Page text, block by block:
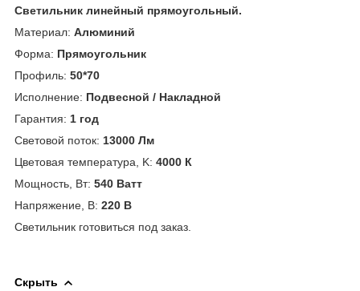
Светильник линейный прямоугольный.
Материал: Алюминий
Форма: Прямоугольник
Профиль: 50*70
Исполнение: Подвесной / Накладной
Гарантия: 1 год
Световой поток: 13000 Лм
Цветовая температура, K: 4000 К
Мощность, Вт: 540 Ватт
Напряжение, В: 220 В
Светильник готовиться под заказ.
Скрыть